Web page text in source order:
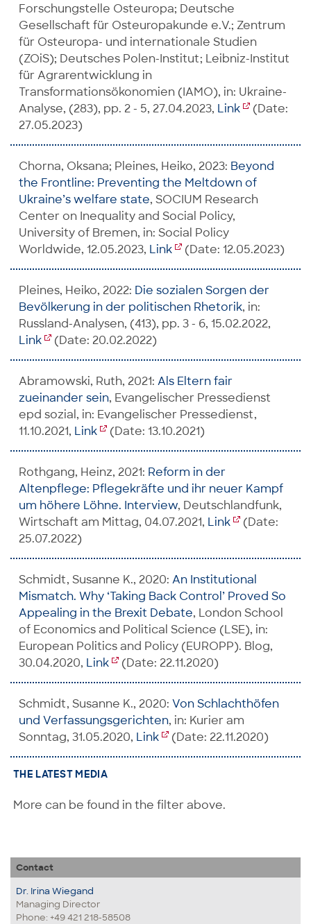
Forschungstelle Osteuropa; Deutsche
Gesellschaft für Osteuropakunde e.V.; Zentrum
für Osteuropa- und internationale Studien
(ZOiS); Deutsches Polen-Institut; Leibniz-Institut
für Agrarentwicklung in
Transformationsökonomien (IAMO), in: Ukraine-
Analyse, (283), pp. 2 - 5, 27.04.2023, Link
(Date:
27.05.2023)
Chorna, Oksana; Pleines, Heiko, 2023: Beyond
the Frontline: Preventing the Meltdown of
Ukraine’s welfare state, SOCIUM Research
Center on Inequality and Social Policy,
University of Bremen, in: Social Policy
Worldwide, 12.05.2023, Link (Date: 12.05.2023)
Pleines, Heiko, 2022: Die sozialen Sorgen der
Bevölkerung in der politischen Rhetorik, in:
Russland-Analysen, (413), pp. 3 - 6, 15.02.2022,
Link
(Date: 20.02.2022)
Abramowski, Ruth, 2021: Als Eltern fair
zueinander sein, Evangelischer Pressedienst
epd sozial, in: Evangelischer Pressedienst,
11.10.2021, Link (Date: 13.10.2021)
Rothgang, Heinz, 2021: Reform in der
Altenpflege: Pflegekräfte und ihr neuer Kampf
um höhere Löhne. Interview, Deutschlandfunk,
Wirtschaft am Mittag, 04.07.2021, Link
(Date:
25.07.2022)
Schmidt, Susanne K., 2020: An Institutional
Mismatch. Why ‘Taking Back Control’ Proved So
Appealing in the Brexit Debate, London School
of Economics and Political Science (LSE), in:
European Politics and Policy (EUROPP). Blog,
30.04.2020, Link (Date: 22.11.2020)
Schmidt, Susanne K., 2020: Von Schlachthöfen
und Verfassungsgerichten, in: Kurier am
Sonntag, 31.05.2020, Link (Date: 22.11.2020)
THE LATEST MEDIA
More can be found in the filter above.
Contact
Dr. Irina Wiegand
Managing Director
Phone: +49 421 218-58508